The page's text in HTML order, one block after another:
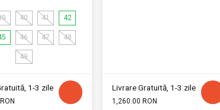
40 41 42
46 47 48
49
1-3 zile Livrare Gratuită, 1-3 zile
1,260.00 RON